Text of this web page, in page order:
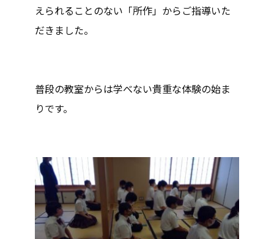
えられることのない「所作」からご指導いた
だきました。
普段の教室からは学べない貴重な体験の始ま
りです。